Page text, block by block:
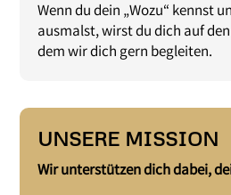
Wenn du dein „Wozu“ kennst
ausmalst, wirst du dich auf
dem wir dich gern begleiten.
UNSERE MISSION
Wir unterstützen dich dabei,